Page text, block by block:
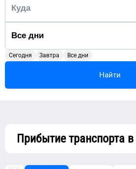
Сегодня Завтра Все дни
Найти
Прибытие транспорта в